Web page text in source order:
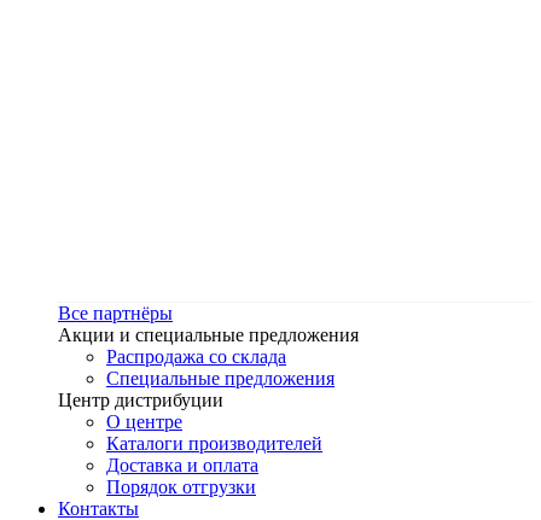
Все партнёры
Акции и специальные предложения
Распродажа со склада
Специальные предложения
Центр дистрибуции
О центре
Каталоги производителей
Доставка и оплата
Порядок отгрузки
Контакты